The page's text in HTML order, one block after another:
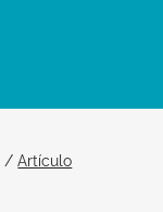
/Artículo